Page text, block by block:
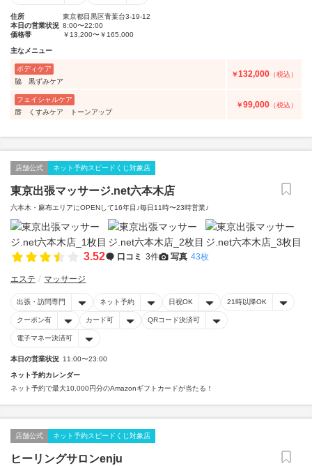
住所
東京都目黒区青葉台3-19-12
本日の営業状況 8:00〜22:00
価格帯
￥13,200〜￥165,000
主なメニュー
ボディケア
脇 黒ずみケア
￥132,000 （税込）
フェイシャルケア
唇 くすみケア トーンアップ
￥99,000 （税込）
店舗公式 ネット予約スピードくじ対象店
東京出張マッサージ.net六本木店
六本木・麻布エリアにOPENして16年目♪毎日11時〜23時営業♪
3.52 口コミ 3件 写真 43枚
エステ マッサージ
出張・訪問専門 ネット予約 日祝OK 21時以降OK
クーポン有 カード可 QRコード決済可
電子マネー決済可
本日の営業状況 11:00〜23:00
ネット予約カレンダー
ネット予約で最大10,000円分のAmazonギフトカードが当たる！
店舗公式 ネット予約スピードくじ対象店
ヒーリングサロンenju